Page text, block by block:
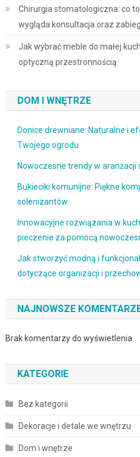
Chirurgia stomatologiczna: co
wygląda konsultacja oraz
Jak wybrać meble do małej
optyczną przestronnością
DOM I WNĘTRZE
Donice drewniane: Naturalne i
Twojego ogrodu
Nowoczesne trendy w aranżacji
Bukieciki komunijne: Piękne
solenizantów
Innowacyjne rozwiązania w
pieczenie za pomocą
Jak stworzyć modną i
dotyczące organizacji i
NAJNOWSZE
Brak komentarzy do wyświetlenia.
KATEGORIE
Bez kategorii
Dekoracje i detale we wnętrzu
Dom i wnętrze